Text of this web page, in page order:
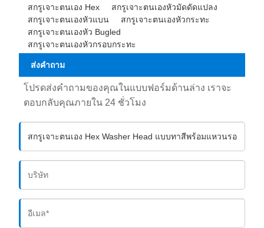
สกรูเจาะตนเอง Hex
สกรูเจาะตนเองหัวมัดดัดแปลง
สกรูเจาะตนเองหัวแบน
สกรูเจาะตนเองหัวกระทะ
สกรูเจาะตนเองหัว Bugled
สกรูเจาะตนเองหัวกรอบกระทะ
ส่งคำถาม
โปรดส่งคำถามของคุณในแบบฟอร์มด้านล่าง เราจะ
ตอบกลับคุณภายใน 24 ชั่วโมง